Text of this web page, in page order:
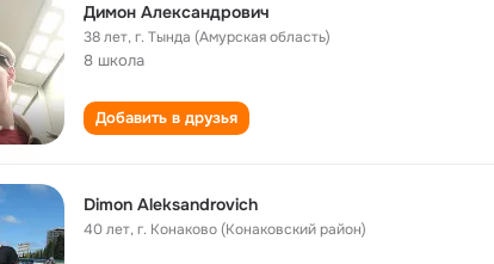
Димон Александрович
38 лет,г. Тында (Амурская область)
8 школа
Добавить в друзья
Dimon Aleksandrovich
40 лет,г. Конаково (Конаковский район)